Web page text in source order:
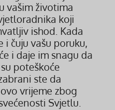
vašim životima
koji
ishod. Kada
i čuju vašu poruku,
i daje im snagu da
poteškoće
ste da
vrijeme zbog
Svjetlu.